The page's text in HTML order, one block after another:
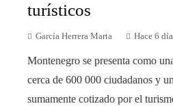
turísticos
García Herrera Marta Hace 6
Montenegro se presenta como
cerca de 600 000 ciudadanos y
sumamente cotizado por el